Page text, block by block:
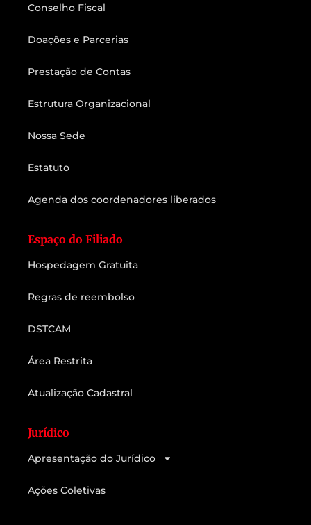
Conselho Fiscal
Doações e Parcerias
Prestação de Contas
Estrutura Organizacional
Nossa Sede
Estatuto
Agenda dos coordenadores liberados
Espaço do Filiado
Hospedagem Gratuita
Regras de reembolso
DSTCAM
Área Restrita
Atualização Cadastral
Jurídico
Apresentação do Jurídico
Ações Coletivas